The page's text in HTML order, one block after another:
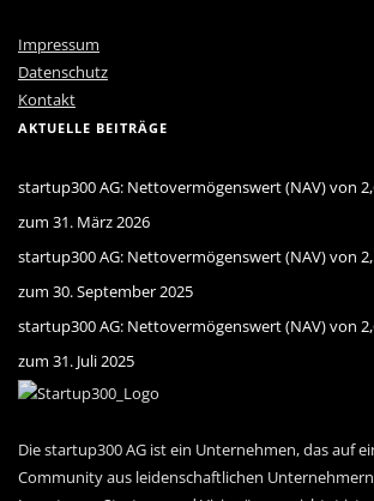
Impressum
Datenschutz
Kontakt
AKTUELLE BEITRÄGE
startup300 AG: Nettovermögenswert (NAV) von
zum 31. März 2026
startup300 AG: Nettovermögenswert (NAV) von
zum 30. September 2025
startup300 AG: Nettovermögenswert (NAV) von
zum 31. Juli 2025
Die startup300 AG ist ein Unternehmen, das auf
Community aus leiden­schaftlichen